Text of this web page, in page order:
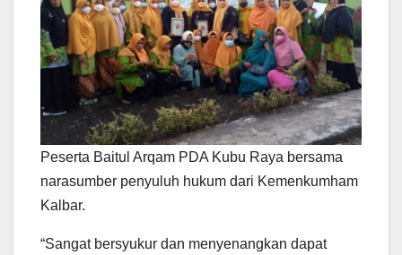
Peserta Baitul Arqam PDA Kubu Raya bersama
narasumber penyuluh hukum dari Kemenkumham
Kalbar.
“Sangat bersyukur dan menyenangkan dapat